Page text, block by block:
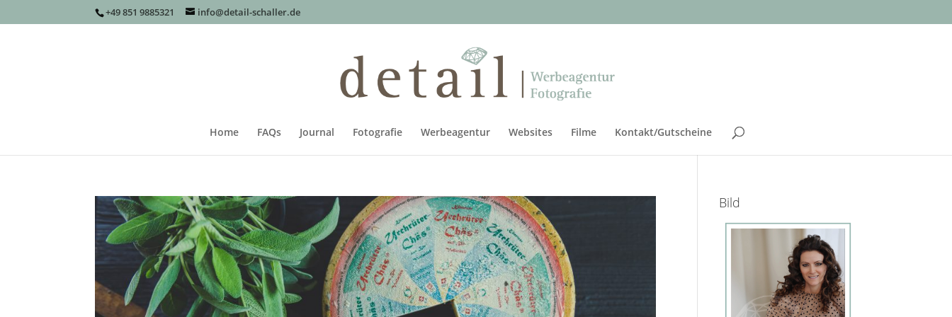
+49 851 9885321 info@detail-schaller.de
Home FAQs Journal Fotografie Werbeagentur Websites Filme Kontakt/Gutscheine
Bild